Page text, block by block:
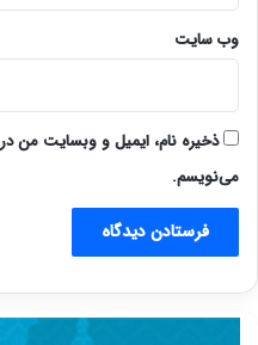
وب‌ سایت
ذخیره نام، ایمیل و وبسایت من در
می‌نویسم.